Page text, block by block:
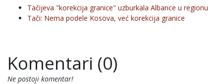
Tačijeva "korekcija granice" uzburkala Albance u regionu
Tači: Nema podele Kosova, već korekcija granice
Komentari (0)
Ne postoji komentar!